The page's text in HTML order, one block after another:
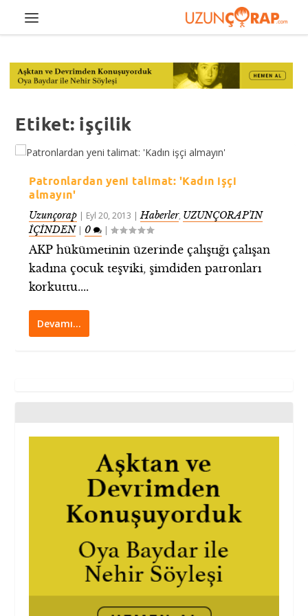
Etiket: işçilik
Patronlardan yeni talimat: 'Kadın işçi
almayın'
Uzunçorap | Eyl 20, 2013 |Haberler, UZUNÇORAP’IN
İÇİNDEN| 0 |
AKP hükümetinin üzerinde çalıştığı çalışan
kadına çocuk teşviki, şimdiden patronları
korkuttu....
Devamı…